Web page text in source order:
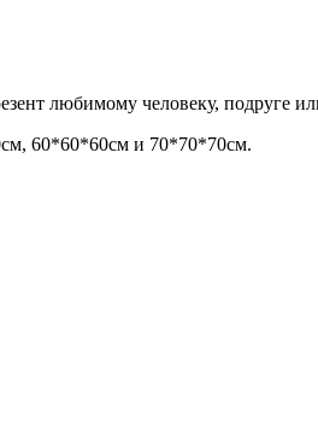
любимому человеку, подруге
60*60*60см и 70*70*70см.